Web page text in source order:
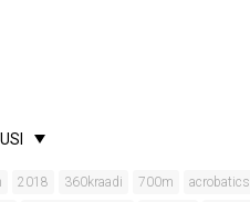
2018 360kraadi 700m acrobatics